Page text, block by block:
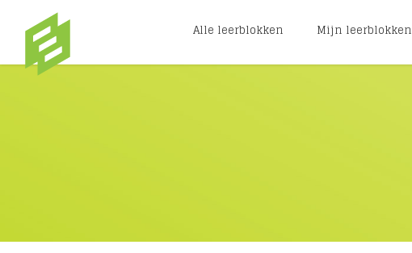
Ga naar hoofdinhoud
Alle leerblokken Mijn leerblokken